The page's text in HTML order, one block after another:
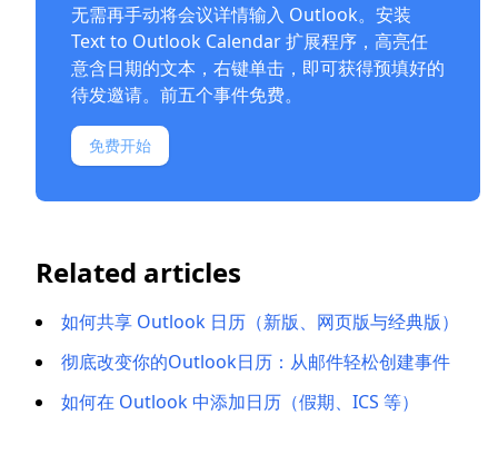
无需再手动将会议详情输入 Outlook。安装
Text to Outlook Calendar 扩展程序 ，高亮任
意含日期的文本，右键单击，即可获得预填好的
待发邀请。前五个事件免费。
免费开始
Related articles
如何共享 Outlook 日历（新版、网页版与经典版）
彻底改变你的Outlook日历：从邮件轻松创建事件
如何在 Outlook 中添加日历（假期、ICS 等）